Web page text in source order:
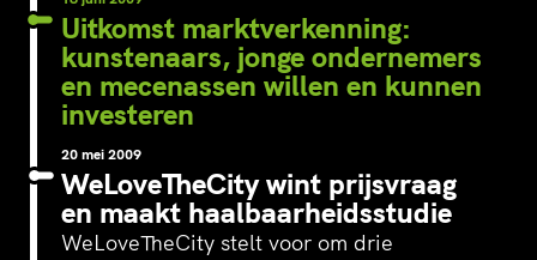
Uitkomst marktverkenning:
kunstenaars, jonge ondernemers
en mecenassen willen en kunnen
investeren
20 mei 2009
WeLoveTheCity wint prijsvraag
en maakt haalbaarheidsstudie
WeLoveTheCity stelt voor om drie